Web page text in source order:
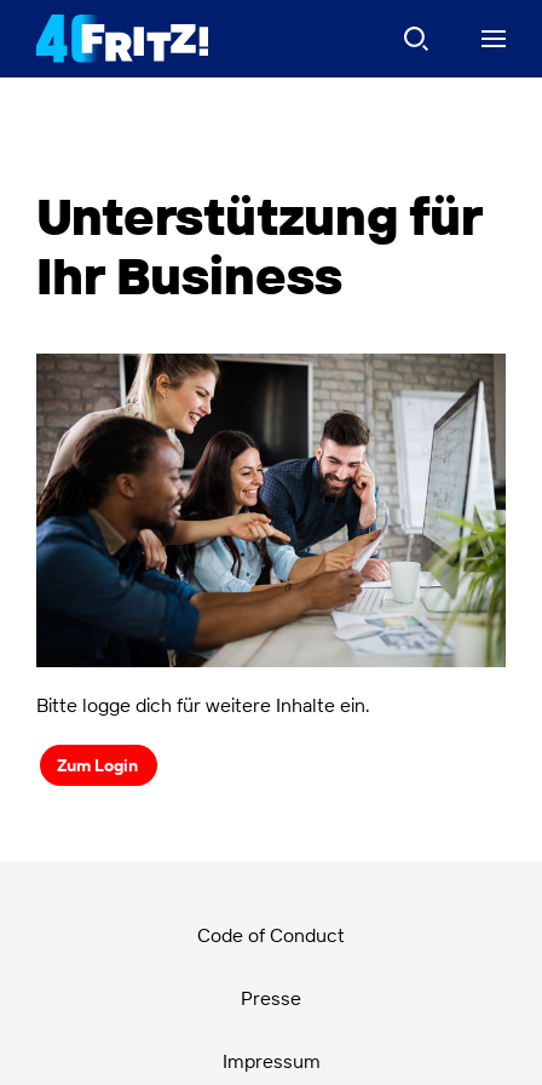
Unterstützung für
Ihr Business
Bitte logge dich für weitere Inhalte ein.
Zum Login
Code of Conduct
Presse
Impressum